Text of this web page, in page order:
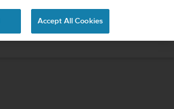
Accept All Cookies